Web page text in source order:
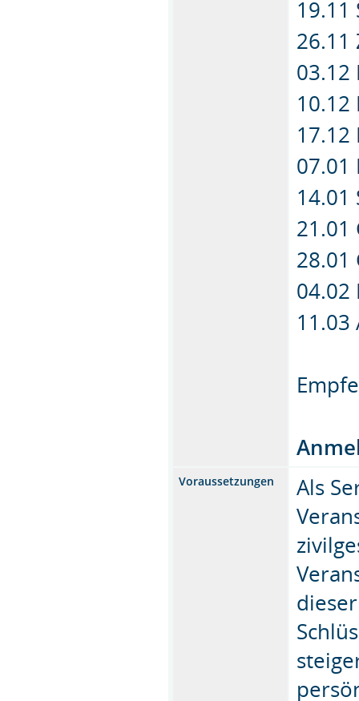
19.11
26.11
03.12
10.12
17.12
07.01
28.01
04.02
11.03
Voraussetzungen
Als